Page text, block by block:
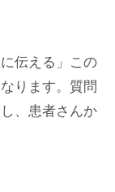
伝える」この
ります。質問
、患者さんか